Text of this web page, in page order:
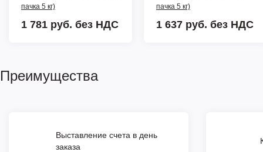
пачка 5 кг)
1 781 руб. без НДС
пачка 5 кг)
1 637 руб. без НДС
Преимущества
Выставление счета в день
заказа